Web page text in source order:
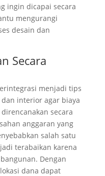
ingin dicapai secara
mengurangi
desain dan
Secara
menjadi tips
interior agar biaya
secara
anggaran yang
salah satu
terabaikan karena
Dengan
dana dapat